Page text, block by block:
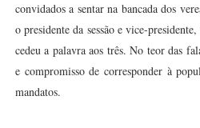
convidados a sentar na bancada dos
o presidente da sessão e vice-
cedeu a palavra aos três. No teor das
e compromisso de corresponder à
mandatos.